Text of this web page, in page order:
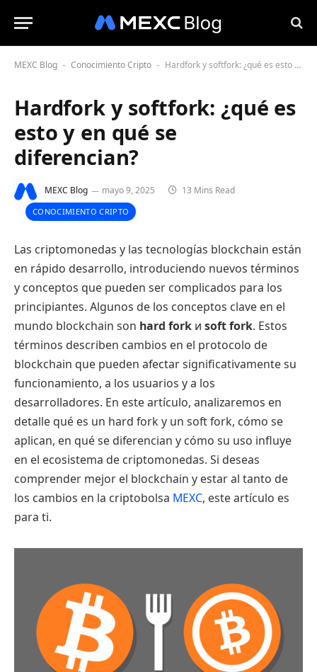
MEXC Blog - Conocimiento Cripto - Hardfork y softfork: ¿qué es esto y en qué se diferencian?
Hardfork y softfork: ¿qué es
esto y en qué se
diferencian?
MEXC Blog mayo 9, 2025 13 Mins Read
CONOCIMIENTO CRIPTO
Las criptomonedas y las tecnologías blockchain están
en rápido desarrollo, introduciendo nuevos términos
y conceptos que pueden ser complicados para los
principiantes. Algunos de los conceptos clave en el
mundo blockchain son hard fork и soft fork. Estos
términos describen cambios en el protocolo de
blockchain que pueden afectar significativamente su
funcionamiento, a los usuarios y a los
desarrolladores. En este artículo, analizaremos en
detalle qué es un hard fork y un soft fork, cómo se
aplican, en qué se diferencian y cómo su uso influye
en el ecosistema de criptomonedas. Si deseas
comprender mejor el blockchain y estar al tanto de
los cambios en la criptobolsa MEXC, este artículo es
para ti.